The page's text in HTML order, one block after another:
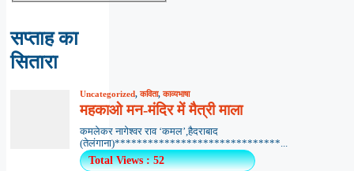
सप्ताह का
सितारा
Uncategorized,कविता,काव्यभाषा
महकाओ मन-मंदिर में मैत्री माला
कमलेकर नागेश्वर राव ‘कमल’,हैदराबाद
(तेलंगाना)******************************...
Total Views : 52